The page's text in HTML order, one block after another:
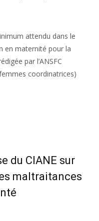
attendu dans le
en maternité pour la
par l’ANSFC
coordinatrices)
du CIANE sur
maltraitances